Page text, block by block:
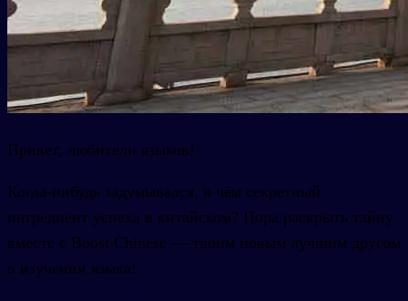
Привет, любители языков!
Когда-нибудь задумывался, в чём секретный
ингредиент успеха в китайском? Пора раскрыть тайну
вместе с Boost Chinese — твоим новым лучшим другом
в изучении языка!